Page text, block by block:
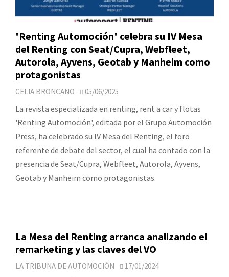
'Renting Automoción' celebra su IV Mesa
del Renting con Seat/Cupra, Webfleet,
Autorola, Ayvens, Geotab y Manheim como
protagonistas
CELIA BRONCANO 05/06/2025
La revista especializada en renting, rent a car y flotas
'Renting Automoción', editada por el Grupo Automoción
Press, ha celebrado su IV Mesa del Renting, el foro
referente de debate del sector, el cual ha contado con la
presencia de Seat/Cupra, Webfleet, Autorola, Ayvens,
Geotab y Manheim como protagonistas.
La Mesa del Renting arranca analizando el
remarketing y las claves del VO
LA TRIBUNA DE AUTOMOCIÓN 17/01/2024